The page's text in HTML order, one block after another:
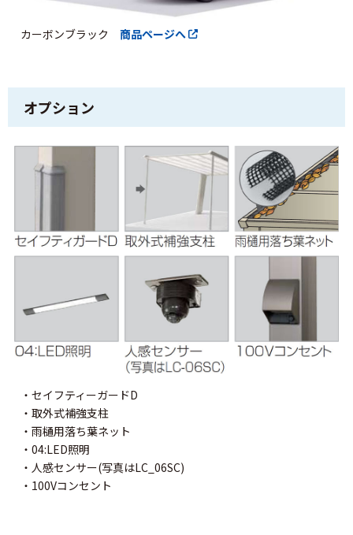
カーボンブラック 商品ページへ
オプション
・セイフティーガードD
・取外式補強支柱
・雨樋用落ち葉ネット
・04:LED照明
・人感センサー(写真はLC_06SC)
・100Vコンセント